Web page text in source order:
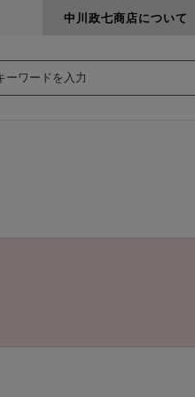
中川政七商店について